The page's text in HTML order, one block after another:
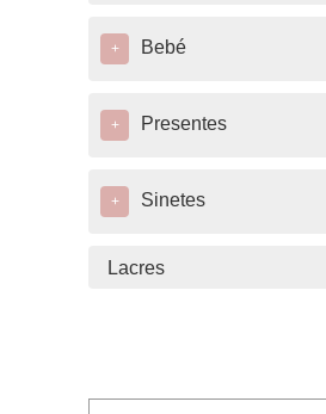
+ Bebé
+ Presentes
+ Sinetes
Lacres